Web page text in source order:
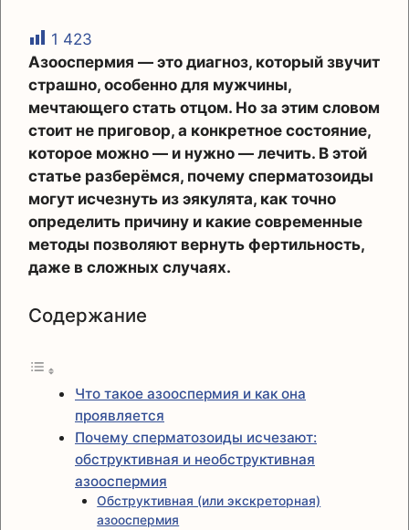
1 423
Азооспермия — это диагноз, который звучит
страшно, особенно для мужчины,
мечтающего стать отцом. Но за этим словом
стоит не приговор, а конкретное состояние,
которое можно — и нужно — лечить. В этой
статье разберёмся, почему сперматозоиды
могут исчезнуть из эякулята, как точно
определить причину и какие современные
методы позволяют вернуть фертильность,
даже в сложных случаях.
Содержание
Что такое азооспермия и как она
проявляется
Почему сперматозоиды исчезают:
обструктивная и необструктивная
азооспермия
Обструктивная (или экскреторная)
азооспермия